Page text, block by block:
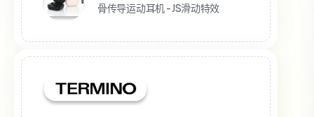
骨传导运动耳机 - JS滑动特效